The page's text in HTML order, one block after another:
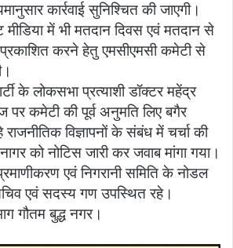
कार्रवाई सुनिश्चित की जाएगी।
मीडिया में भी मतदान दिवस एवं मतदान से
प्रकाशित करने हेतु एमसीएमसी कमेटी से
के लोकसभा प्रत्याशी डॉक्टर महेंद्र
पर कमेटी की पूर्व अनुमति लिए बगैर
राजनीतिक विज्ञापनों के संबंध में चर्चा की
को नोटिस जारी कर जवाब मांगा गया।
एवं निगरानी समिति के नोडल
एवं सदस्य गण उपस्थित रहे।
गौतम बुद्ध नगर।